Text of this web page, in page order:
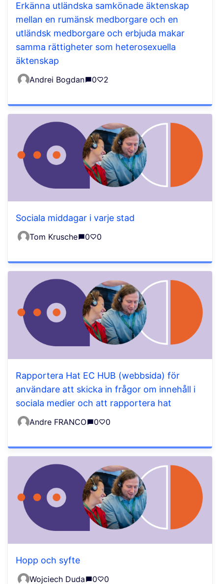
Erkänna utländska samkönade äktenskap
mellan en rumänsk medborgare och en
utländsk medborgare och erbjuda makar
samma rättigheter som heterosexuella
äktenskap
Andrei Bogdan 0 2
Sociala middagar i varje stad
Tom Krusche 0 0
Rapportera Hat EC HUB (webbsida) för
användare att skicka in frågor om innehåll i
sociala medier och att rapportera hat
Andre FRANCO 0 0
Hopp och syfte
Wojciech Duda 0 0